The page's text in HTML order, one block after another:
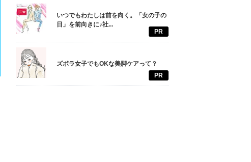
いつでもわたしは前を向く。「女の子の
日」を前向きに♪社...
PR
ズボラ女子でもOKな美脚ケアって？
PR